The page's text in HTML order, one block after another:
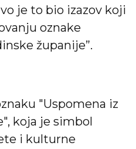
je to bio izazov koji
oznake
županije”.
"Uspomena iz
koja je simbol
i kulturne